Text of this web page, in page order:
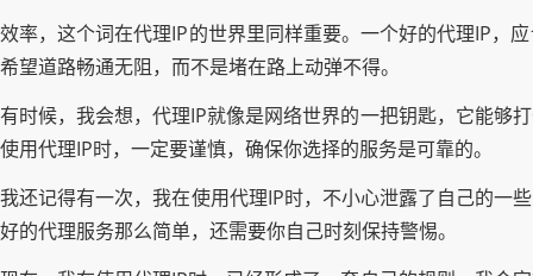
效率，这个词在代理IP的世界里同样重要。一个好的代理IP，
希望道路畅通无阻，而不是堵在路上动弹不得。
有时候，我会想，代理IP就像是网络世界的一把钥匙，它能够
使用代理IP时，一定要谨慎，确保你选择的服务是可靠的。
我还记得有一次，我在使用代理IP时，不小心泄露了自己的一
好的代理服务那么简单，还需要你自己时刻保持警惕。